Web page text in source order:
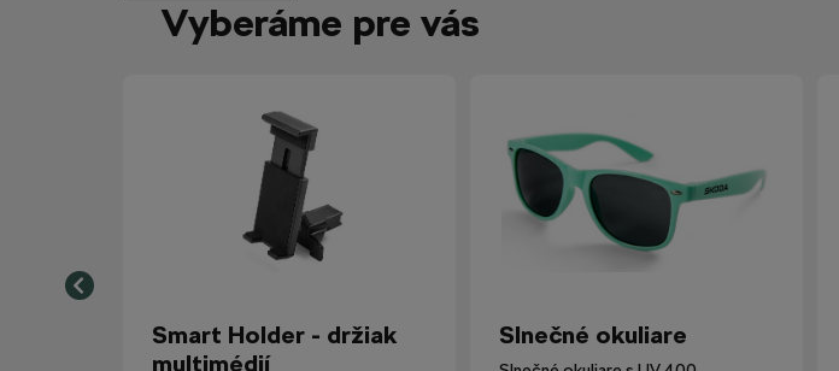
Vyberáme pre vás
Smart Holder - držiak
multimédií
Slnečné okuliare